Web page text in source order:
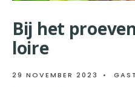
Bij het
loire
29 NOVEMBER 2023 •